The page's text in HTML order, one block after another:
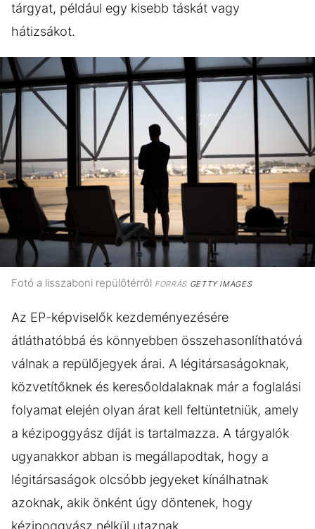
tárgyat, például egy kisebb táskát vagy
hátizsákot.
Fotó a lisszaboni repülőtérről FORRÁSGETTY IMAGES
Az EP-képviselők kezdeményezésére
átláthatóbbá és könnyebben összehasonlíthatóvá
válnak a repülőjegyek árai. A légitársaságoknak,
közvetítőknek és keresőoldalaknak már a foglalási
folyamat elején olyan árat kell feltüntetniük, amely
a kézipoggyász díját is tartalmazza. A tárgyalók
ugyanakkor abban is megállapodtak, hogy a
légitársaságok olcsóbb jegyeket kínálhatnak
azoknak, akik önként úgy döntenek, hogy
kézipoggyász nélkül utaznak.